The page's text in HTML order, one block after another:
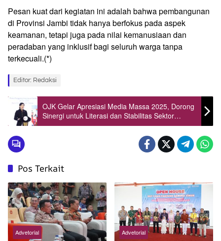
Pesan kuat dari kegiatan ini adalah bahwa pembangunan
di Provinsi Jambi tidak hanya berfokus pada aspek
keamanan, tetapi juga pada nilai kemanusiaan dan
peradaban yang inklusif bagi seluruh warga tanpa
terkecuali.(*)
Editor: Redaksi
OJK Gelar Apresiasi Media Massa 2025, Dorong
Sinergi untuk Literasi dan Stabilitas Sektor
Keuangan
Pos Terkait
Advetorial Advetorial